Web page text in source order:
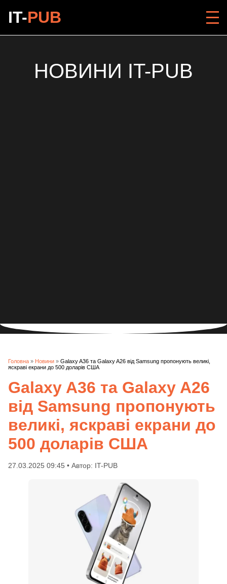
IT-PUB
НОВИНИ IT-PUB
Головна » Новини » Galaxy A36 та Galaxy A26 від Samsung пропонують великі,
яскраві екрани до 500 доларів США
Galaxy A36 та Galaxy A26
від Samsung пропонують
великі, яскраві екрани до
500 доларів США
27.03.2025 09:45 • Автор: IT-PUB